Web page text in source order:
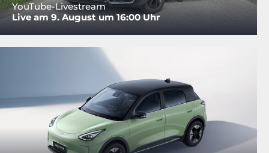
YouTube-Livestream
Live am 9. August um 16:00 Uhr